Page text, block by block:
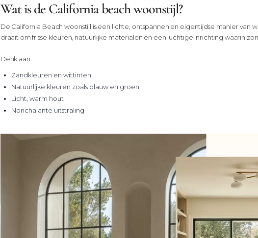
Wat is de California beach woonstijl?
De California Beach woonstijl is een lichte, ontspannen en eigentijdse manier
draait om frisse kleuren, natuurlijke materialen en een luchtige inrichting waarin
Denk aan:
Zandkleuren en wittinten
Natuurlijke kleuren zoals blauw en groen
Licht, warm hout
Nonchalante uitstraling